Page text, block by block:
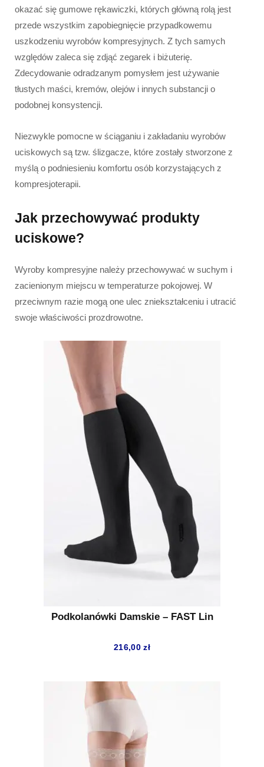
okazać się gumowe rękawiczki, których główną rolą jest
przede wszystkim zapobiegnięcie przypadkowemu
uszkodzeniu wyrobów kompresyjnych. Z tych samych
względów zaleca się zdjąć zegarek i biżuterię.
Zdecydowanie odradzanym pomysłem jest używanie
tłustych maści, kremów, olejów i innych substancji o
podobnej konsystencji.
Niezwykle pomocne w ściąganiu i zakładaniu wyrobów
uciskowych są tzw. ślizgacze, które zostały stworzone z
myślą o podniesieniu komfortu osób korzystających z
kompresjoterapii.
Jak przechowywać produkty
uciskowe?
Wyroby kompresyjne należy przechowywać w suchym i
zacienionym miejscu w temperaturze pokojowej. W
przeciwnym razie mogą one ulec zniekształceniu i utracić
swoje właściwości prozdrowotne.
Podkolanówki Damskie – FAST Lin
216,00zł